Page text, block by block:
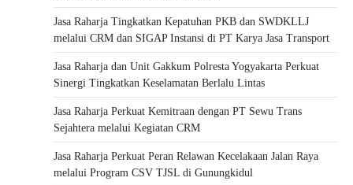
Jasa Raharja Tingkatkan Kepatuhan PKB dan SWDKLLJ
melalui CRM dan SIGAP Instansi di PT Karya Jasa Transport
Jasa Raharja dan Unit Gakkum Polresta Yogyakarta Perkuat
Sinergi Tingkatkan Keselamatan Berlalu Lintas
Jasa Raharja Perkuat Kemitraan dengan PT Sewu Trans
Sejahtera melalui Kegiatan CRM
Jasa Raharja Perkuat Peran Relawan Kecelakaan Jalan Raya
melalui Program CSV TJSL di Gunungkidul